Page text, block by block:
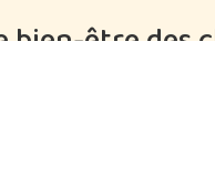
bien-être des